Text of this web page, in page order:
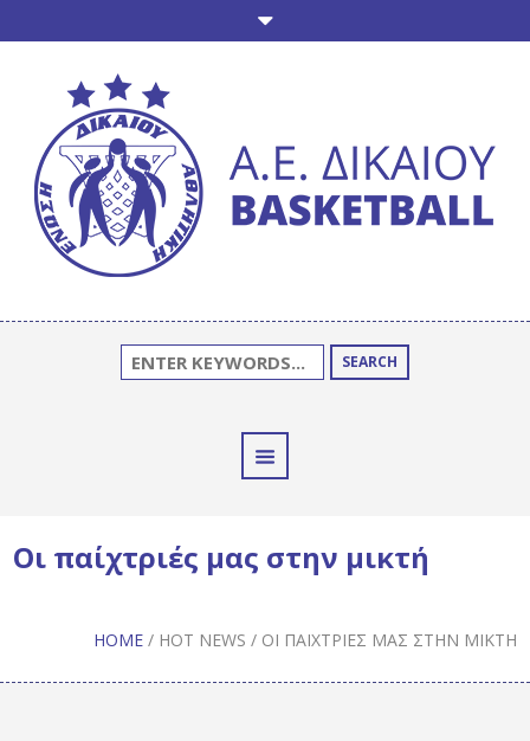
SEARCH
Οι παίχτριές μας στην μικτή
HOME / HOT NEWS / ΟΙ ΠΑΊΧΤΡΙΈΣ ΜΑΣ ΣΤΗΝ ΜΙΚΤΉ